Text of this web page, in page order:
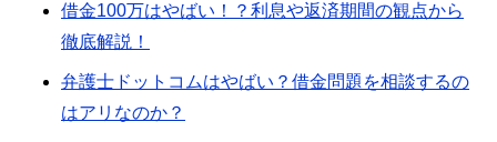
借金100万はやばい！？利息や返済期間の観点から
徹底解説！
弁護士ドットコムはやばい？借金問題を相談するの
はアリなのか？